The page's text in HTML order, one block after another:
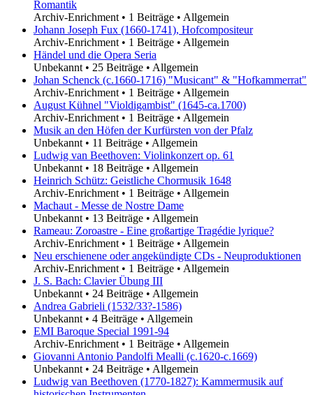
Romantik
Archiv-Enrichment • 1 Beiträge • Allgemein
Johann Joseph Fux (1660-1741), Hofcompositeur
Archiv-Enrichment • 1 Beiträge • Allgemein
Händel und die Opera Seria
Unbekannt • 25 Beiträge • Allgemein
Johan Schenck (c.1660-1716) "Musicant" & "Hofkammerrat"
Archiv-Enrichment • 1 Beiträge • Allgemein
August Kühnel "Violdigambist" (1645-ca.1700)
Archiv-Enrichment • 1 Beiträge • Allgemein
Musik an den Höfen der Kurfürsten von der Pfalz
Unbekannt • 11 Beiträge • Allgemein
Ludwig van Beethoven: Violinkonzert op. 61
Unbekannt • 18 Beiträge • Allgemein
Heinrich Schütz: Geistliche Chormusik 1648
Archiv-Enrichment • 1 Beiträge • Allgemein
Machaut - Messe de Nostre Dame
Unbekannt • 13 Beiträge • Allgemein
Rameau: Zoroastre - Eine großartige Tragédie lyrique?
Archiv-Enrichment • 1 Beiträge • Allgemein
Neu erschienene oder angekündigte CDs - Neuproduktionen
Archiv-Enrichment • 1 Beiträge • Allgemein
J. S. Bach: Clavier Übung III
Unbekannt • 24 Beiträge • Allgemein
Andrea Gabrieli (1532/33?-1586)
Unbekannt • 4 Beiträge • Allgemein
EMI Baroque Special 1991-94
Archiv-Enrichment • 1 Beiträge • Allgemein
Giovanni Antonio Pandolfi Mealli (c.1620-c.1669)
Unbekannt • 24 Beiträge • Allgemein
Ludwig van Beethoven (1770-1827): Kammermusik auf